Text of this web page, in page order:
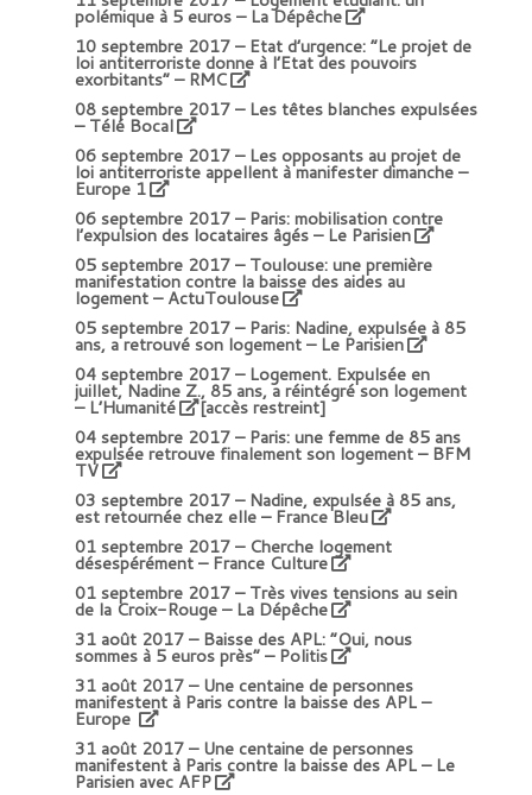
polémique à 5 euros – La Dépêche
10 septembre 2017 –Etat d’urgence: “Le projet de
loi antiterroriste donne à l’Etat des pouvoirs
exorbitants” – RMC
08 septembre 2017 –Les têtes blanches expulsées
– Télé Bocal
06 septembre 2017 –Les opposants au projet de
loi antiterroriste appellent à manifester dimanche –
Europe 1
06 septembre 2017 –Paris: mobilisation contre
l’expulsion des locataires âgés – Le Parisien
05 septembre 2017 –Toulouse: une première
manifestation contre la baisse des aides au
logement – ActuToulouse
05 septembre 2017 –Paris: Nadine, expulsée à 85
ans, a retrouvé son logement – Le Parisien
04 septembre 2017 –Logement. Expulsée en
juillet, Nadine Z., 85 ans, a réintégré son logement
– L’Humanité
[accès restreint]
04 septembre 2017 –Paris: une femme de 85 ans
expulsée retrouve finalement son logement – BFM
TV
03 septembre 2017 –Nadine, expulsée à 85 ans,
est retournée chez elle – France Bleu
01 septembre 2017 – Cherche logement
désespérément – France Culture
01 septembre 2017 –Très vives tensions au sein
de la Croix-Rouge – La Dépêche
31 août 2017 –Baisse des APL: “Oui, nous
sommes à 5 euros près” – Politis
31 août 2017 –Une centaine de personnes
manifestent à Paris contre la baisse des APL –
Europe
31 août 2017 –Une centaine de personnes
manifestent à Paris contre la baisse des APL – Le
Parisien avec AFP